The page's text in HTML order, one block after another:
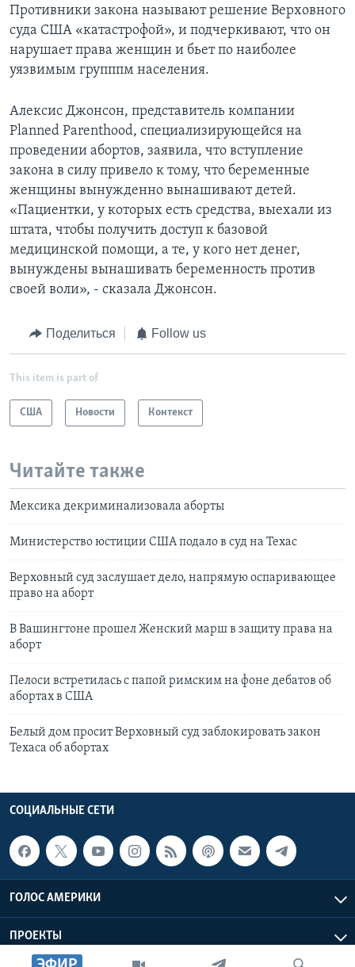
Противники закона называют решение Верховного
суда США «катастрофой», и подчеркивают, что он
нарушает права женщин и бьет по наиболее
уязвимым групппм населения.
Алексис Джонсон, представитель компании
Planned Parenthood, специализирующейся на
проведении абортов, заявила, что вступление
закона в силу привело к тому, что беременные
женщины вынужденно вынашивают детей.
«Пациентки, у которых есть средства, выехали из
штата, чтобы получить доступ к базовой
медицинской помощи, а те, у кого нет денег,
вынуждены вынашивать беременность против
своей воли», - сказала Джонсон.
Поделиться Follow us
This item is part of
США Новости Контекст
Читайте также
Мексика декриминализовала аборты
Министерство юстиции США подало в суд на Техас
Верховный суд заслушает дело, напрямую оспаривающее
право на аборт
В Вашингтоне прошел Женский марш в защиту права на
аборт
Пелоси встретилась с папой римским на фоне дебатов об
абортах в США
Белый дом просит Верховный суд заблокировать закон
Техаса об абортах
СОЦИАЛЬНЫЕ СЕТИ
ГОЛОС АМЕРИКИ
ПРОЕКТЫ